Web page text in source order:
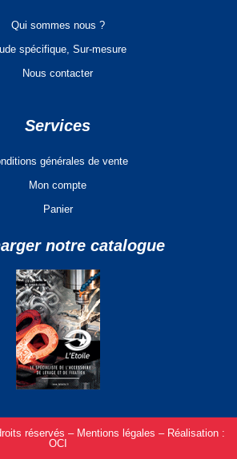
Qui sommes nous ?
spécifique, Sur-mesure
Nous contacter
Services
générales de vente
Mon compte
Panier
notre catalogue
réservés – Mentions légales – Réalisation :
OCI